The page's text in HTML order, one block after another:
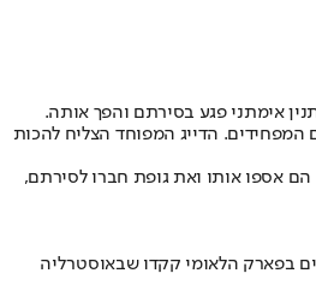
אימתני פגע בסירתם והפך אותה.
חייו מול הזוחלים המפחידים. הדייג המפוחד הצליח להכות
הם אספו אותו ואת גופת חברו לסירתם,
של אדם שנאכל על ידי תנינים בפארק הלאומי קקדו שבאוסטרליה